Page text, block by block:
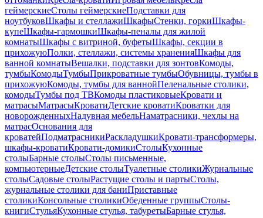
геймерскиеСтолы геймерскиеПодставки для
ноутбуковШкафы и стеллажиШкафыСтенки, горкиШкафы-
купеШкафы-гармошкиШкафы-пеналы для жилой
комнатыШкафы с витриной, буфетыШкафы, секции в
прихожуюПолки, стеллажи, системы храненияШкафы для
ванной комнатыВешалки, подставки для зонтовКомоды,
тумбыКомодыТумбыПрикроватные тумбыОбувницы, тумбы в
прихожуюКомоды, тумбы для ваннойПеленальные столики,
комодыТумбы под ТВКомоды пластиковыеКровати и
матрасыМатрасыКроватиДетские кроватиКроватки для
новорожденныхНадувная мебельНаматрасники, чехлы на
матрасОснования для
кроватейПодматрасникиРаскладушкиКровати-трансформеры,
шкафы-кроватиКровати-домикиСтолыКухонные
столыБарные столыСтолы письменные,
компьютерныеДетские столыТуалетные столикиЖурнальные
столыСадовые столыРастущие столы и партыСтолы,
журнальные столики для баниПриставные
столикиКонсольные столикиОбеденные группыСтолы-
книгиСтульяКухонные стулья, табуретыБарные стулья,